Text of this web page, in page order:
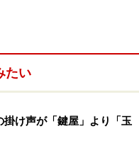
話？ メール？
えるのが礼儀。お歳暮
ちんとお礼を言えます
たい
掛け声が「鍵屋」より「玉